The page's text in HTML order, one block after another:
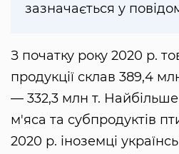
зазначається у
З початку року 2020 р.
продукції склав 389,4
— 332,3 млн т.
м'яса та субпродуктів
2020 р. іноземці